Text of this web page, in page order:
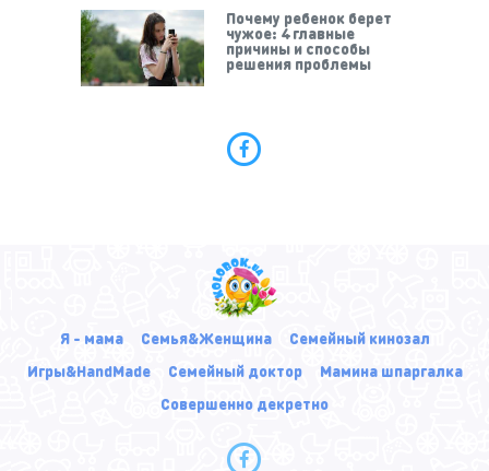
Почему ребенок берет
чужое: 4 главные
причины и способы
решения проблемы
Я - мама Семья&Женщина
Семейный кинозал
Игры&HandMade
Семейный доктор
Мамина шпаргалка
Совершенно декретно